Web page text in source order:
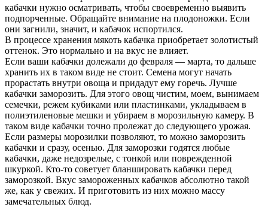
кабачки нужно осматривать, чтобы своевременно выявить
подпорченные. Обращайте внимание на плодоножки. Если
они загнили, значит, и кабачок испортился.
В процессе хранения мякоть кабачка приобретает золотистый
оттенок. Это нормально и на вкус не влияет.
Если ваши кабачки долежали до февраля — марта, то дальше
хранить их в таком виде не стоит. Семена могут начать
прорастать внутри овоща и придадут ему горечь. Лучше
кабачки заморозить. Для этого овощ чистим, моем, вынимаем
семечки, режем кубиками или пластинками, укладываем в
полиэтиленовые мешки и убираем в морозильную камеру. В
таком виде кабачки точно пролежат до следующего урожая.
Если размеры морозилки позволяют, то можно заморозить
кабачки и сразу, осенью. Для заморозки годятся любые
кабачки, даже недозрелые, с тонкой или поврежденной
шкуркой. Кто-то советует бланшировать кабачки перед
заморозкой. Вкус замороженных кабачков абсолютно такой
же, как у свежих. И приготовить из них можно массу
замечательных блюд.